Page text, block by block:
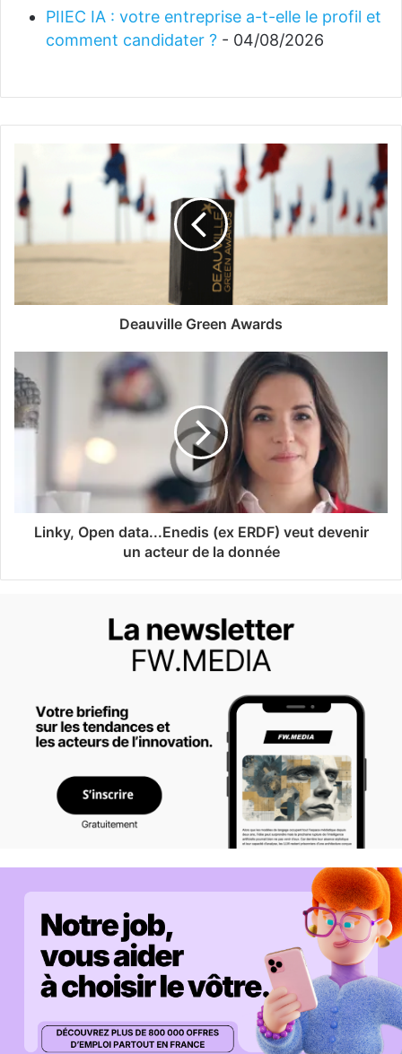
PIIEC IA : votre entreprise a-t-elle le profil et
comment candidater ? - 04/08/2026
Deauville Green Awards
Linky, Open data...Enedis (ex ERDF) veut devenir
un acteur de la donnée